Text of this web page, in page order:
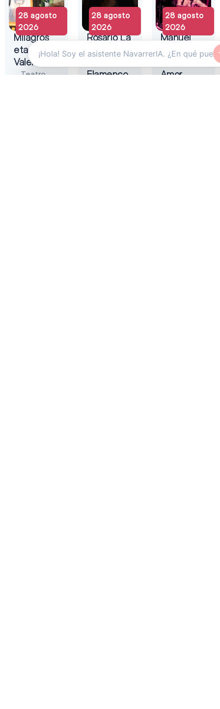
28 agosto
2026
Milagros
eta
Valentina
Teatro
28 agosto
2026
Rosario La
Tremendita
Flamenco
28 agosto
2026
Manuel
Liñán –
Muerta de
Amor